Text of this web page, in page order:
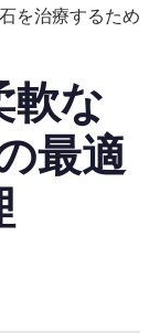
を治療するため
軟な
最適